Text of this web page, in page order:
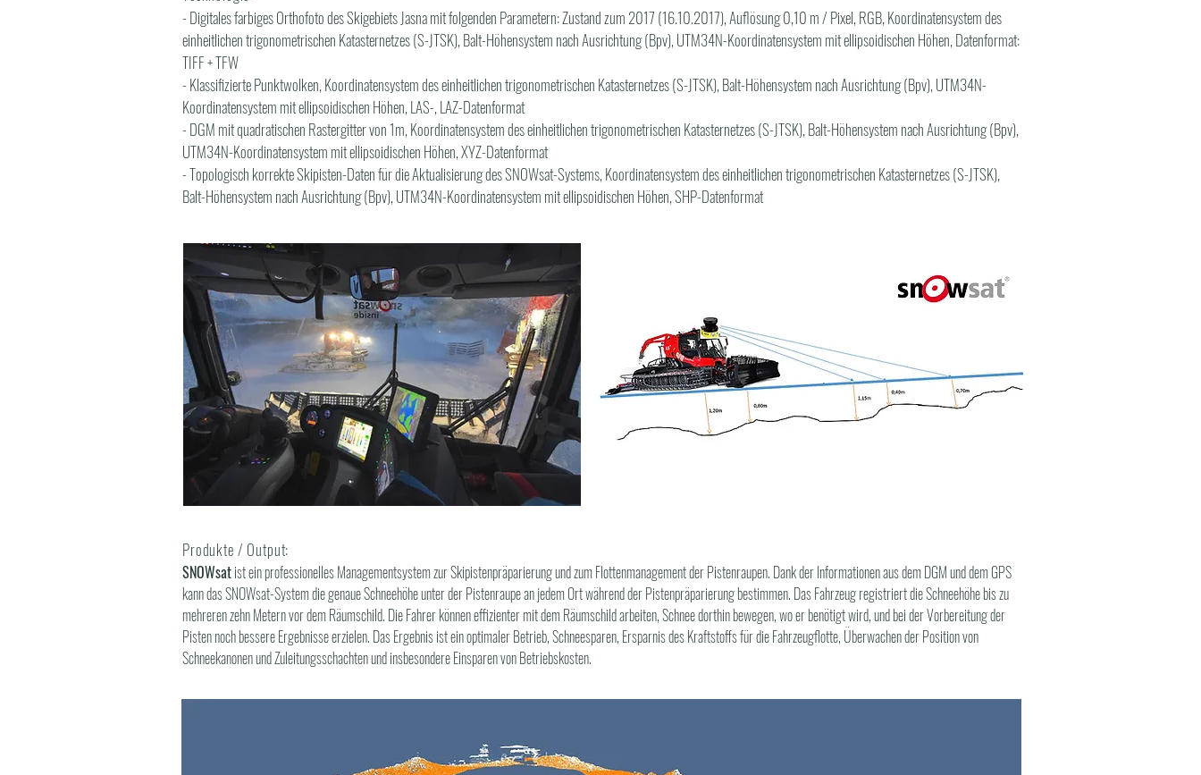
- Digitales farbiges Orthofoto des Skigebiets Jasna mit folgenden Parametern: Zustand zum 2017 (16.10.2017), Auflösung 0,10 m / Pixel, RGB, Koordinatensystem des
einheitlichen trigonometrischen Katasternetzes (S-JTSK), Balt-Höhensystem nach Ausrichtung (Bpv), UTM34N-Koordinatensystem mit ellipsoidischen Höhen, Datenformat:
TIFF + TFW
- Klassifizierte Punktwolken, Koordinatensystem des einheitlichen trigonometrischen Katasternetzes (S-JTSK), Balt-Höhensystem nach Ausrichtung (Bpv), UTM34N-
Koordinatensystem mit ellipsoidischen Höhen, LAS-, LAZ-Datenformat
- DGM mit quadratischen Rastergitter von 1m, Koordinatensystem des einheitlichen trigonometrischen Katasternetzes (S-JTSK), Balt-Höhensystem nach Ausrichtung (Bpv),
UTM34N-Koordinatensystem mit ellipsoidischen Höhen, XYZ-Datenformat
- Topologisch korrekte Skipisten-Daten für die Aktualisierung des SNOWsat-Systems, Koordinatensystem des einheitlichen trigonometrischen Katasternetzes (S-JTSK),
Balt-Höhensystem nach Ausrichtung (Bpv), UTM34N-Koordinatensystem mit ellipsoidischen Höhen, SHP-Datenformat
Produkte / Output:
SNOWsatist ein professionelles Managementsystem zur Skipistenpräparierung und zum Flottenmanagement der Pistenraupen. Dank der Informationen aus dem DGM und dem GPS
kann das SNOWsat-System die genaue Schneehöhe unter der Pistenraupe an jedem Ort während der Pistenpräparierung bestimmen. Das Fahrzeug registriert die Schneehöhe bis zu
mehreren zehn Metern vor dem Räumschild. Die Fahrer können effizienter mit dem Räumschild arbeiten, Schnee dorthin bewegen, wo er benötigt wird, und bei der Vorbereitung der
Pisten noch bessere Ergebnisse erzielen. Das Ergebnis ist ein optimaler Betrieb, Schneesparen, Ersparnis des Kraftstoffs für die Fahrzeugflotte, Überwachen der Position von
Schneekanonen und Zuleitungsschachten und insbesondere Einsparen von Betriebskosten.​